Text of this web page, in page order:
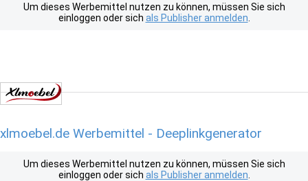
Um dieses Werbemittel nutzen zu können, müssen Sie sich
einloggen oder sich als Publisher anmelden
xlmoebel.de Werbemittel - Deeplinkgenerator
Um dieses Werbemittel nutzen zu können, müssen Sie sich
einloggen oder sich als Publisher anmelden